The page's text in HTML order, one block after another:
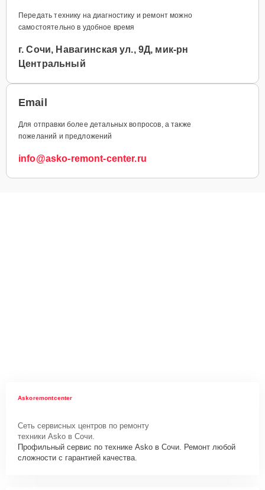
Передать технику на диагностику и ремонт можно
самостоятельно в удобное время
г. Сочи, Навагинская ул., 9Д, мик-рн
Центральный
Email
Для отправки более детальных вопросов, а также
пожеланий и предложений
info@asko-remont-center.ru
Askoremontcenter
Сеть сервисных центров по ремонту
техники Asko в Сочи.
Профильный сервис по технике Asko в Сочи. Ремонт любой
сложности с гарантией качества.